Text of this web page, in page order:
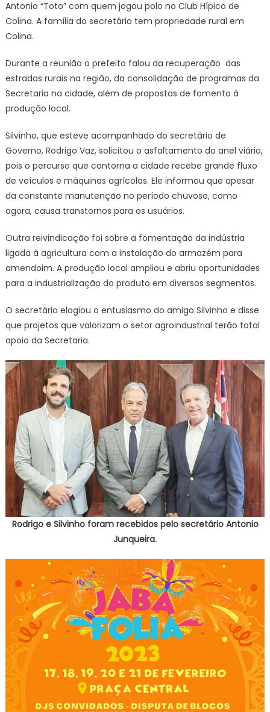
Antonio “Toto” com quem jogou polo no Club Hípico de
Colina. A família do secretário tem propriedade rural em
Colina.
Durante a reunião o prefeito falou da recuperação das
estradas rurais na região, da consolidação de programas da
Secretaria na cidade, além de propostas de fomento à
produção local.
Silvinho, que esteve acompanhado do secretário de
Governo, Rodrigo Vaz, solicitou o asfaltamento do anel viário,
pois o percurso que contorna a cidade recebe grande fluxo
de veículos e máquinas agrícolas. Ele informou que apesar
da constante manutenção no período chuvoso, como
agora, causa transtornos para os usuários.
Outra reivindicação foi sobre a fomentação da indústria
ligada à agricultura com a instalação do armazém para
amendoim. A produção local ampliou e abriu oportunidades
para a industrialização do produto em diversos segmentos.
O secretário elogiou o entusiasmo do amigo Silvinho e disse
que projetos que valorizam o setor agroindustrial terão total
apoio da Secretaria.
Rodrigo e Silvinho foram recebidos pelo secretário Antonio
Junqueira.